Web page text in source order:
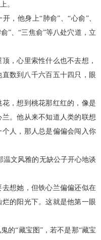
。
他身上“肺俞”、“心俞”、
”、“三焦俞”等八处穴道，立
心里索性什么也不去想，
数到八千六百五十四只，眼
，想到桃花那红红的，像是
。他从来不知道人类的联想
人，那人总是偏偏会闯入你
文风雅的无缺公子开心地谈
想她，但铁心兰偏偏还似在
的阳光下。这就是他第一眼
“藏宝图”，若不是那“藏宝